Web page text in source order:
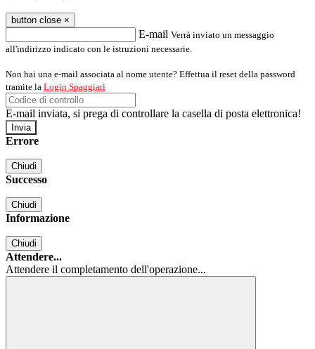
button close ×
E-mail Verrà inviato un messaggio
all'indirizzo indicato con le istruzioni necessarie.
Non hai una e-mail associata al nome utente? Effettua il reset della password
tramite la Login Spaggiari
E-mail inviata, si prega di controllare la casella di posta elettronica!
Errore
Chiudi
Successo
Chiudi
Informazione
Chiudi
Attendere...
Attendere il completamento dell'operazione...